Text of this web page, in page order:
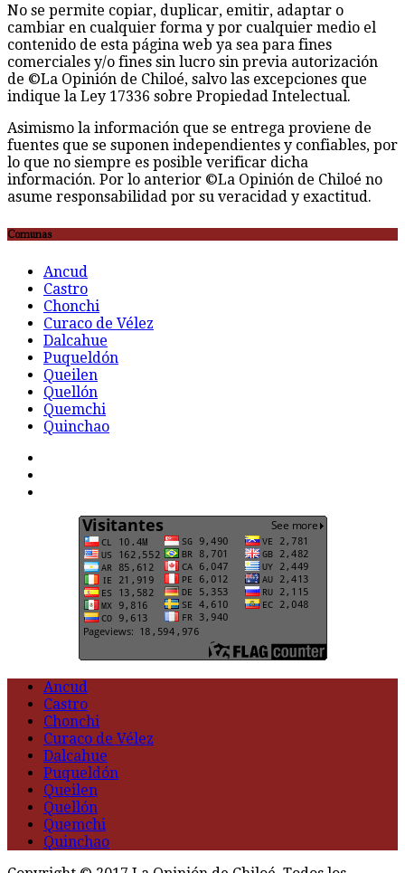
No se permite copiar, duplicar, emitir, adaptar o
cambiar en cualquier forma y por cualquier medio el
contenido de esta página web ya sea para fines
comerciales y/o fines sin lucro sin previa autorización
de ©La Opinión de Chiloé, salvo las excepciones que
indique la Ley 17336 sobre Propiedad Intelectual.
Asimismo la información que se entrega proviene de
fuentes que se suponen independientes y confiables, por
lo que no siempre es posible verificar dicha
información. Por lo anterior ©La Opinión de Chiloé no
asume responsabilidad por su veracidad y exactitud.
Comunas
Ancud
Castro
Chonchi
Curaco de Vélez
Dalcahue
Puqueldón
Queilen
Quellón
Quemchi
Quinchao
Ancud
Castro
Chonchi
Curaco de Vélez
Dalcahue
Puqueldón
Queilen
Quellón
Quemchi
Quinchao